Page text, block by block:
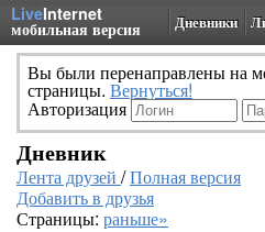
LiveInternet
мобильная версия Дневники
Вы были перенаправлены на
страницы. Вернуться!
Авторизация
Дневник
Лента друзей /Полная версия
Добавить в друзья
Страницы: раньше»